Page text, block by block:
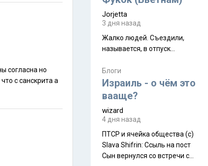
Jorjetta
3 дня назад
Жалко людей. Съездили,
называется, в отпуск...
Блоги
Израиль - о чём это
вааще?
wizard
4 дня назад
ПТСР и ячейка общества (с)
Slava Shifrin: Ссыль на пост
Сын вернулся со встречи с